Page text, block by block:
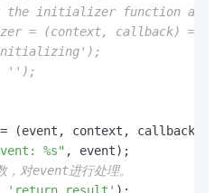
the initializer function as
= (context, callback) => {
'');
= (event, context, callback
%s" , event);
对event进行处理。